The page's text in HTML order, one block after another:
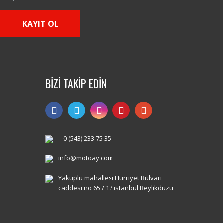
KAYIT OL
BİZİ TAKİP EDİN
0 (543) 233 75 35
info@motoay.com
Yakuplu mahallesi Hürriyet Bulvarı
caddesi no 65 / 17 istanbul Beylikdüzü